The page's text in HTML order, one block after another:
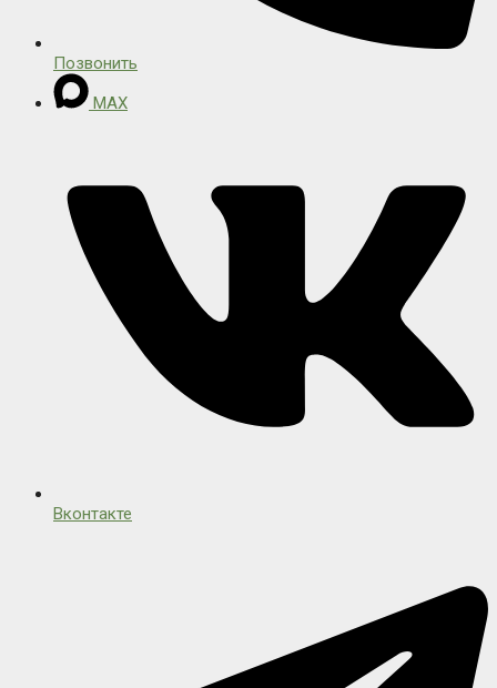
Позвонить
MAX
Вконтакте